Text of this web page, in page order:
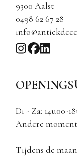
9300 Aalst
0498 62 67 28
Di - Za: 14u00-
Andere
Tijdens de